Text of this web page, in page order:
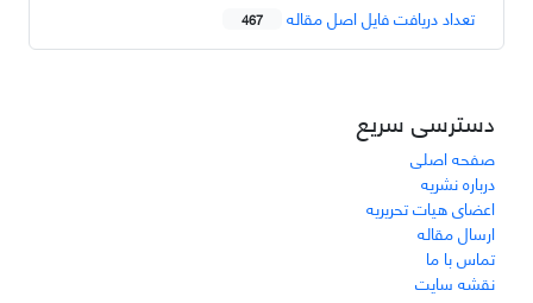
تعداد دریافت فایل اصل مقاله 467
دسترسی سریع
صفحه اصلی
درباره نشریه
اعضای هیات تحریریه
ارسال مقاله
تماس با ما
نقشه سایت